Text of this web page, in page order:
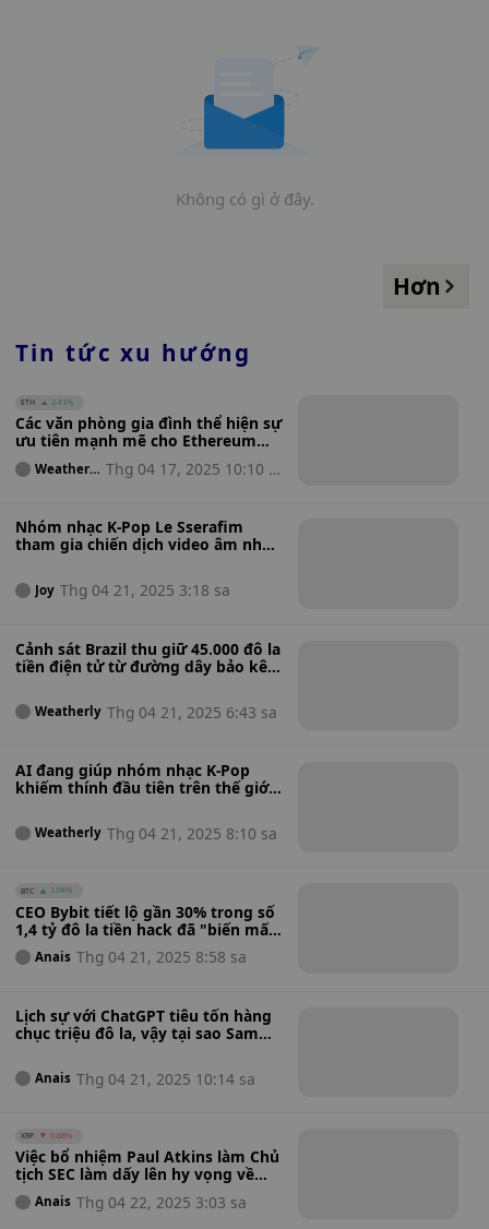
Không có gì ở đây.
Hơn
Tin tức xu hướng
ETH 2.41%
Các văn phòng gia đình thể hiện sự
ưu tiên mạnh mẽ cho Ethereum
hơn Bitcoin trong phân bổ ETP
Weatherl
Thg 04 17, 2025 10:10 s
Nhóm nhạc K-Pop Le Sserafim
tham gia chiến dịch video âm nhạc
Joy Thg 04 21, 2025 3:18 sa
Cảnh sát Brazil thu giữ 45.000 đô la
tiền điện tử từ đường dây bảo kê
Weatherly Thg 04 21, 2025 6:43 sa
AI đang giúp nhóm nhạc K-Pop
khiếm thính đầu tiên trên thế giới
thế nào
Weatherly Thg 04 21, 2025 8:10 sa
BTC 1.04%
CEO Bybit tiết lộ gần 30% trong số
1,4 tỷ đô la tiền hack đã "biến mất"
sau khi sử dụng Mixer
Anais Thg 04 21, 2025 8:58 sa
Lịch sự với ChatGPT tiêu tốn hàng
chục triệu đô la, vậy tại sao Sam
"Chi tiêu hợp lý"?
Anais Thg 04 21, 2025 10:14 sa
XRP 0.86%
Việc bổ nhiệm Paul Atkins làm Chủ
tịch SEC làm dấy lên hy vọng về
việc phê duyệt ETF XRP: Liệu khả
năng lãnh đạo của ông có thể thay
Anais Thg 04 22, 2025 3:03 sa